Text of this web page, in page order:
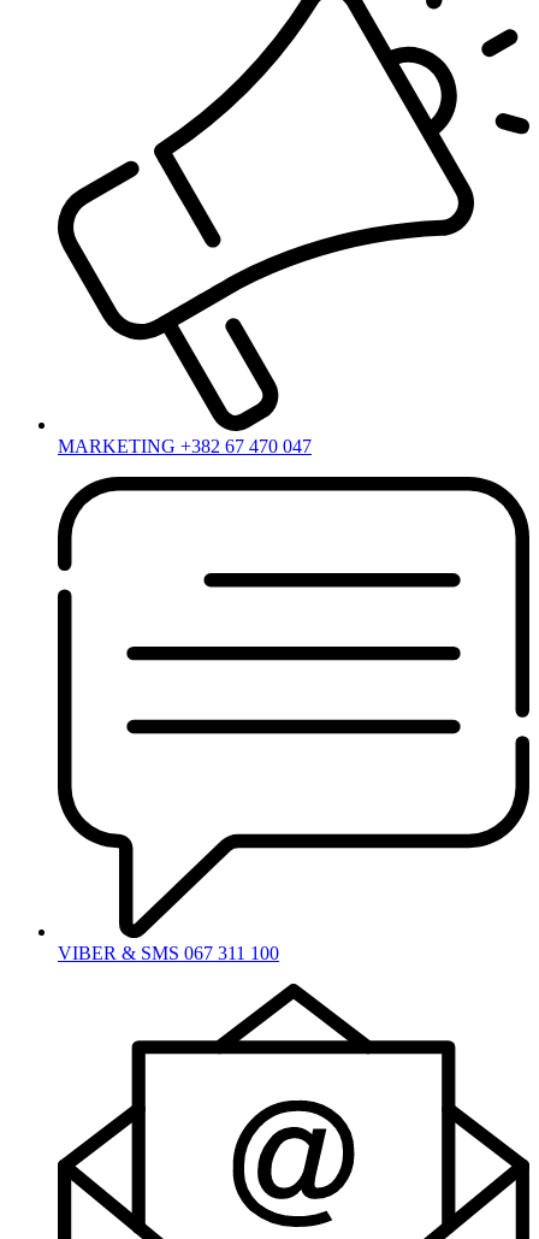
MARKETING +382 67 470 047
VIBER & SMS 067 311 100